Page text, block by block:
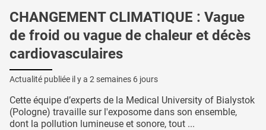
CHANGEMENT CLIMATIQUE : Vague
de froid ou vague de chaleur et décès
cardiovasculaires
Actualité publiée il y a 2 semaines 6 jours
Cette équipe d’experts de la Medical University of Bialystok
(Pologne) travaille sur l'exposome dans son ensemble,
dont la pollution lumineuse et sonore, tout ...